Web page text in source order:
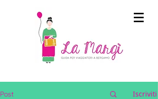
Post Iscriviti